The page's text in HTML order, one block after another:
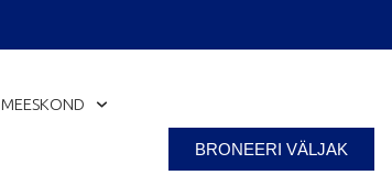
MEESKOND
BRONEERI VÄLJAK